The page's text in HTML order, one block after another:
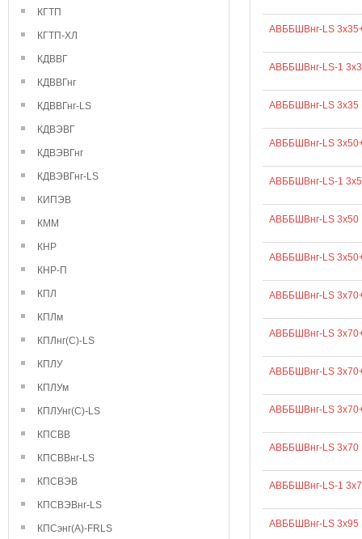
КГТП
КГТП-ХЛ
КДВВГ
КДВВГнг
КДВВГнг-LS
КДВЭВГ
КДВЭВГнг
КДВЭВГнг-LS
КИПЭВ
КММ
КНР
КНР-П
КПЛ
КПЛм
КПЛнг(С)-LS
КПЛУ
КПЛУм
КПЛУнг(С)-LS
КПСВВ
КПСВВнг-LS
КПСВЭВ
КПСВЭВнг-LS
КПСэнг(А)-FRLS
АВББШВнг-LS
АВББШВнг-LS-1
АВББШВнг-LS 3х35
АВББШВнг-LS
АВББШВнг-LS-1
АВББШВнг-LS 3х50
АВББШВнг-LS
АВББШВнг-LS
АВББШВнг-LS
АВББШВнг-LS
АВББШВнг-LS
АВББШВнг-LS 3х70
АВББШВнг-LS-1
АВББШВнг-LS 3х95